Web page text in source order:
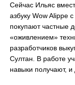
Сейчас Ильяс
азбуку Wow Alippe
покупают частные
«оживлением»
разработчиков
Султан. В работе
навыки получают, и